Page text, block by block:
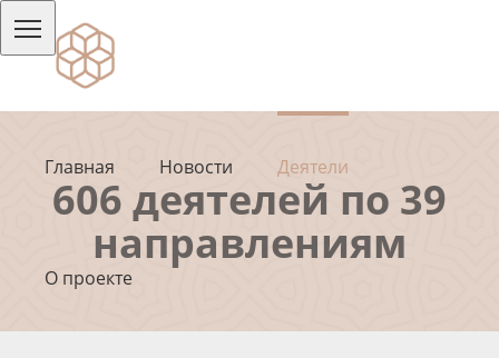
Главная Новости Деятели
О проекте
606 деятелей по 39
направлениям